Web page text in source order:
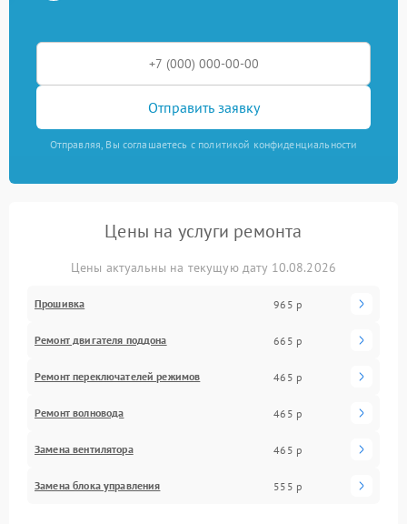
Отправить заявку
Отправляя, Вы соглашаетесь с политикой конфиденциальности
Цены на услуги ремонта
Цены актуальны на текущую дату 10.08.2026
Прошивка 965 р
Ремонт двигателя поддона 665 р
Ремонт переключателей режимов 465 р
Ремонт волновода 465 р
Замена вентилятора 465 р
Замена блока управления 555 р